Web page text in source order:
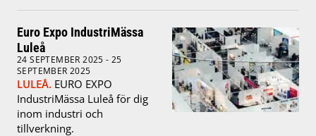
Euro Expo IndustriMässa
Luleå
24 SEPTEMBER 2025 - 25
SEPTEMBER 2025
LULEÅ. EURO EXPO
IndustriMässa Luleå för dig
inom industri och
tillverkning.